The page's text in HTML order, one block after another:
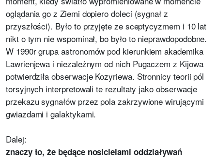
oglądania go z Ziemi dopiero doleci (sygnał z
przyszłości). Było to przyjęte ze sceptycyzmem i 10 lat
nikt o tym nie wspominał, bo było to nieprawdopodobne.
W 1990r grupa astronomów pod kierunkiem akademika
Lawrienjewa i niezależnym od nich Pugaczem z Kijowa
potwierdziła obserwacje Kozyriewa. Stronnicy teorii pól
torsyjnych interpretowali te rezultaty jako obserwacje
przekazu sygnałów przez pola zakrzywione wirującymi
gwiazdami i galaktykami.
Dalej:
znaczy to, że będące nosicielami oddziaływań